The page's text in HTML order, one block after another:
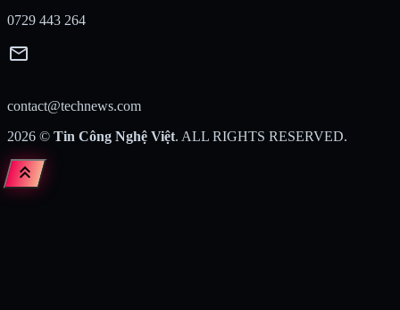
0729 443 264
mail
contact@technews.com
2026 © Tin Công Nghệ Việt. ALL RIGHTS RESERVED.
keyboard_double_arrow_up